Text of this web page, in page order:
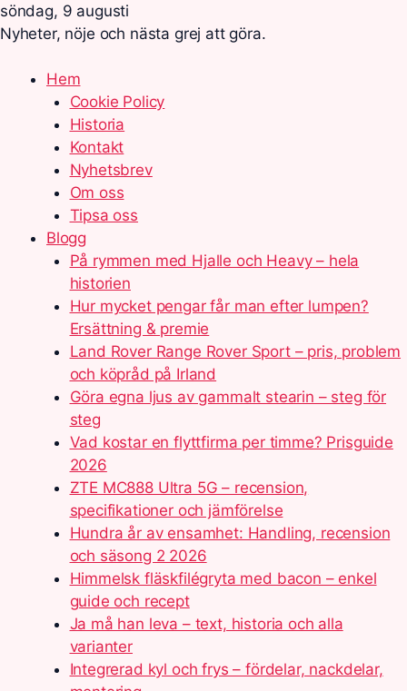
söndag, 9 augusti
Nyheter, nöje och nästa grej att göra.
Hem
Cookie Policy
Historia
Kontakt
Nyhetsbrev
Om oss
Tipsa oss
Blogg
På rymmen med Hjalle och Heavy – hela
historien
Hur mycket pengar får man efter lumpen?
Ersättning & premie
Land Rover Range Rover Sport – pris, problem
och köpråd på Irland
Göra egna ljus av gammalt stearin – steg för
steg
Vad kostar en flyttfirma per timme? Prisguide
2026
ZTE MC888 Ultra 5G – recension,
specifikationer och jämförelse
Hundra år av ensamhet: Handling, recension
och säsong 2 2026
Himmelsk fläskfilégryta med bacon – enkel
guide och recept
Ja må han leva – text, historia och alla
varianter
Integrerad kyl och frys – fördelar, nackdelar,